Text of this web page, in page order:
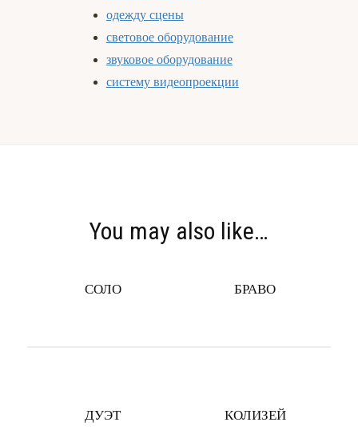
одежду сцены
световое оборудование
звуковое оборудование
систему видеопроекции
You may also like…
СОЛО БРАВО
ДУЭТ КОЛИЗЕЙ